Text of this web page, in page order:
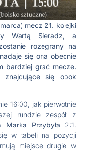
mecz 21. kolejki
Wartą Sieradz, a
rozegrany na
się ona obecnie
bardziej grać mecze.
znajdujące się obok
16:00, jak pierwotnie
rundzie zespół z
Marka Przybyła 2:1.
w tabeli na pozycji
miejsce drugie w